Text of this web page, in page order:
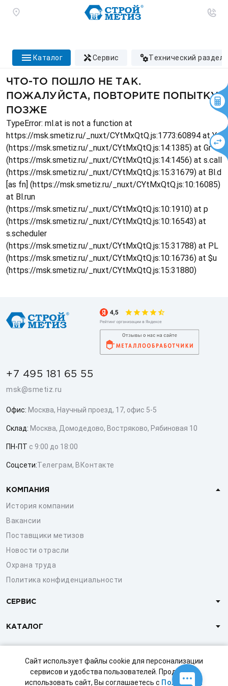
Сайт использует файлы cookie для персонализации
сервисов и удобства пользователей. Продолжая
использовать сайт, Вы соглашаетесь с Политикой
каталог сервис технический раздел
ЧТО-ТО ПОШЛО НЕ ТАК.
ПОЖАЛУЙСТА, ПОВТОРИТЕ ПОПЫТКУ
ПОЗЖЕ
TypeError: ml.at is not a function at
https://msk.smetiz.ru/_nuxt/CYtMxQtQ.js:1773:60894 at Ys
(https://msk.smetiz.ru/_nuxt/CYtMxQtQ.js:14:1385) at Gr
(https://msk.smetiz.ru/_nuxt/CYtMxQtQ.js:14:1456) at s.call
(https://msk.smetiz.ru/_nuxt/CYtMxQtQ.js:15:31679) at Bl.d
[as fn] (https://msk.smetiz.ru/_nuxt/CYtMxQtQ.js:10:16085)
at Bl.run
(https://msk.smetiz.ru/_nuxt/CYtMxQtQ.js:10:1910) at p
(https://msk.smetiz.ru/_nuxt/CYtMxQtQ.js:10:16543) at
s.scheduler
(https://msk.smetiz.ru/_nuxt/CYtMxQtQ.js:15:31788) at PL
(https://msk.smetiz.ru/_nuxt/CYtMxQtQ.js:10:16736) at $u
(https://msk.smetiz.ru/_nuxt/CYtMxQtQ.js:15:31880)
+7 495 181 65 55
msk@smetiz.ru
Офис: Москва, Научный проезд, 17, офис 5-5
Склад: Москва, Домодедово, Востряково, Рябиновая 10
ПН-ПТ с 9:00 до 18:00
Соцсети:Телеграм, ВКонтакте
КОМПАНИЯ
История компании
Вакансии
Поставщики метизов
Новости отрасли
Охрана труда
Политика конфиденциальности
СЕРВИС
КАТАЛОГ